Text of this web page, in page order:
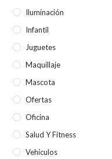
Iluminación
Infantil
Juguetes
Maquillaje
Mascota
Ofertas
Oficina
Salud Y Fitness
Vehículos